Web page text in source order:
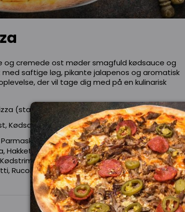
cremede ost møder smagfuld kødsauce og
saftige løg, pikante jalapenos og aromatisk
der vil tage dig med på en kulinarisk
(stærk)
Kødsauce, Tacosauce, Løg, Jalapeños, Hvidløg
Bacon, Champignon, Chili, Jalopenos,
Hakket oksekød, Hvidløg, Kebab, Kylling,
Løg, Oliven, Ost, Paprika, Pepperoni,
Rucola, Salat, Thousand Island, Tyrkisk salami